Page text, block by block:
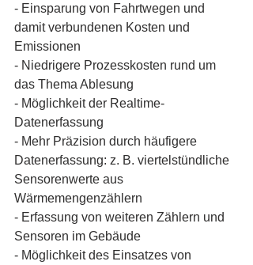
- Einsparung von Fahrtwegen und
damit verbundenen Kosten und
Emissionen
- Niedrigere Prozesskosten rund um
das Thema Ablesung
- Möglichkeit der Realtime-
Datenerfassung
- Mehr Präzision durch häufigere
Datenerfassung: z. B. viertelstündliche
Sensorenwerte aus
Wärmemengenzählern
- Erfassung von weiteren Zählern und
Sensoren im Gebäude
- Möglichkeit des Einsatzes von